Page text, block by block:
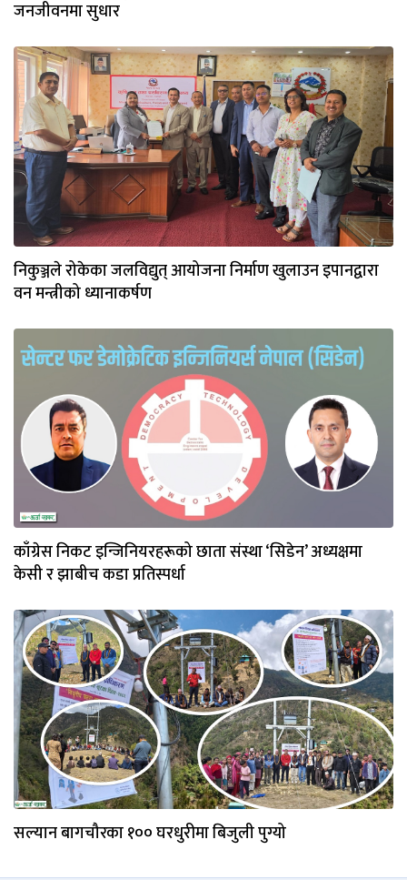
जनजीवनमा सुधार
निकुञ्जले रोकेका जलविद्युत् आयोजना निर्माण खुलाउन इपानद्वारा
वन मन्त्रीको ध्यानाकर्षण
काँग्रेस निकट इन्जिनियरहरूको छाता संस्था ‘सिडेन’ अध्यक्षमा
केसी र झाबीच कडा प्रतिस्पर्धा
सल्यान बागचौरका १०० घरधुरीमा बिजुली पुग्यो